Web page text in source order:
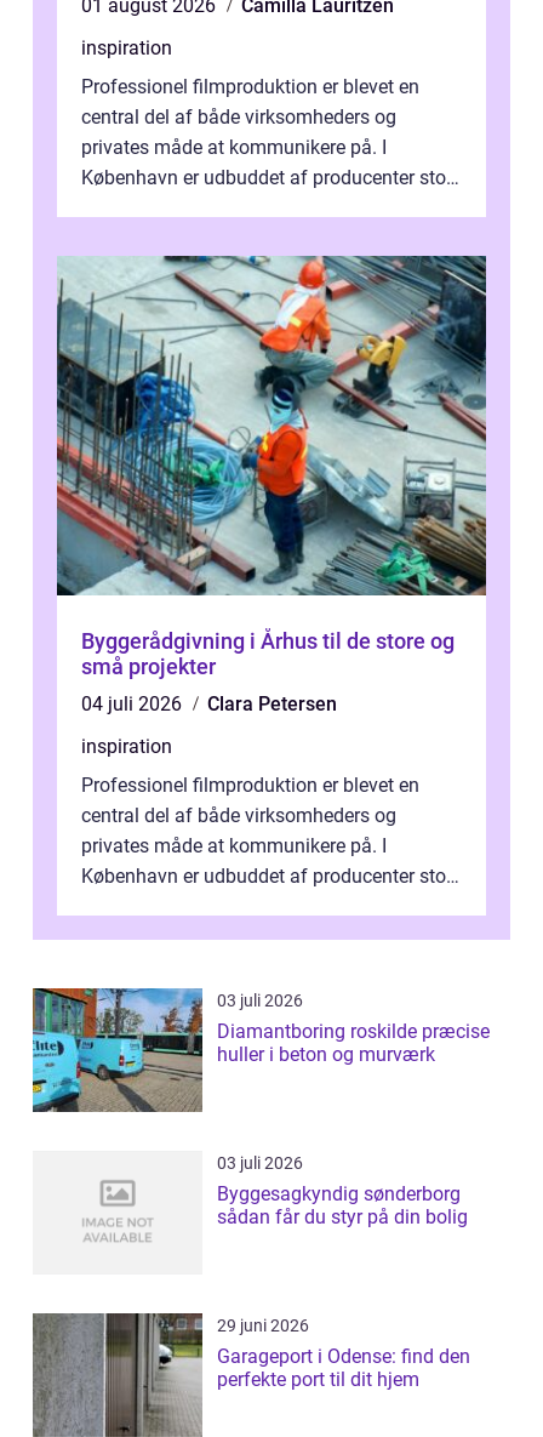
01 august 2026
Camilla Lauritzen
inspiration
Professionel filmproduktion er blevet en
central del af både virksomheders og
privates måde at kommunikere på. I
København er udbuddet af producenter stort,
Byggerådgivning i Århus til de store og
små projekter
04 juli 2026
Clara Petersen
inspiration
Professionel filmproduktion er blevet en
central del af både virksomheders og
privates måde at kommunikere på. I
København er udbuddet af producenter stort,
inti...
03 juli 2026
Diamantboring roskilde præcise
huller i beton og murværk
03 juli 2026
Byggesagkyndig sønderborg
sådan får du styr på din bolig
29 juni 2026
Garageport i Odense: find den
perfekte port til dit hjem